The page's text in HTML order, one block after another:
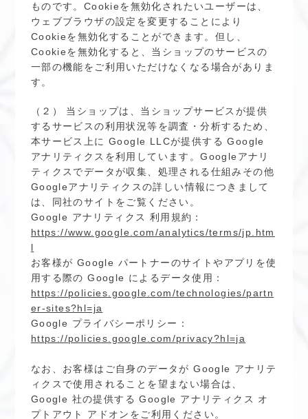
ものです。Cookieを無効化されたいユーザーは、
ウェブブラウザの設定を変更することにより
Cookieを無効化することができます。但し、
Cookieを無効化すると、当ショップのサービスの
一部の機能をご利用いただけなくなる場合がありま
す。
（２） 当ショップは、当ショップサービスが提供
するサービスの利用状況等を調査・分析するため、
本サービス上に Google LLCが提供する Google
アナリティクスを利用しています。Googleアナリ
ティクスでデータが収集、処理される仕組みその他
Googleアナリティクスの詳しい情報につきまして
は、同社のサイトをご覧ください。
Google アナリティクス 利用規約：
https://www.google.com/analytics/terms/jp.htm
l
お客様が Google パートナーのサイトやアプリを使
用する際の Google によるデータ使用：
https://policies.google.com/technologies/partn
er-sites?hl=ja
Google プライバシーポリシー：
https://policies.google.com/privacy?hl=ja
なお、お客様はご自身のデータが Google アナリテ
ィクスで使用されることを望まない場合は、
Google 社の提供する Google アナリティクス オ
プトアウト アドオンをご利用ください。